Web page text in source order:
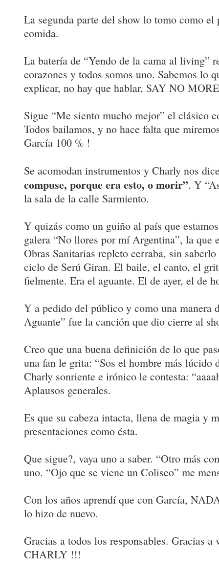
La segunda parte del show lo tomo como el
comida.
La batería de “Yendo de la cama al living”
corazones y todos somos uno. Sabemos lo
explicar, no hay que hablar, SAY NO
Sigue “Me siento mucho mejor” el clásico
Todos bailamos, y no hace falta que
García 100 % !
Se acomodan instrumentos y Charly nos
compuse, porque era esto, o morir”. Y
la sala de la calle Sarmiento.
Y quizás como un guiño al país que
galera “No llores por mí Argentina”, la que
Obras Sanitarias repleto cerraba, sin
ciclo de Serú Giran. El baile, el canto, el
fielmente. Era el aguante. El de ayer, el de
Y a pedido del público y como una manera
Aguante” fue la canción que dio cierre al
Creo que una buena definición de lo que
una fan le grita: “Sos el hombre más lúcido
Charly sonriente e irónico le contesta:
Aplausos generales.
Es que su cabeza intacta, llena de magia y
presentaciones como ésta.
Que sigue?, vaya uno a saber. “Otro más
uno. “Ojo que se viene un Coliseo” me
Con los años aprendí que con García,
lo hizo de nuevo.
Gracias a todos los responsables. Gracias a
CHARLY !!!